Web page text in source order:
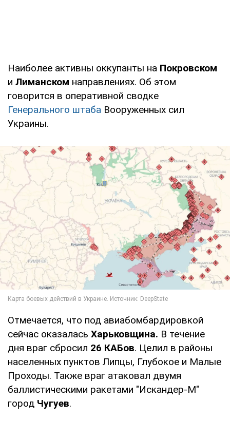
Наиболее активны оккупанты на Покровском
и Лиманском направлениях. Об этом
говорится в оперативной сводке
Генерального штаба Вооруженных сил
Украины.
Отмечается, что под авиабомбардировкой
сейчас оказалась Харьковщина. В течение
дня враг сбросил 26 КАБов. Целил в районы
населенных пунктов Липцы, Глубокое и Малые
Проходы. Также враг атаковал двумя
баллистическими ракетами "Искандер-М"
город Чугуев.